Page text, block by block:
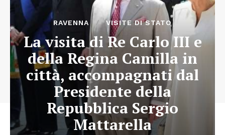
RAVENNA VISITE DI STATO
La visita di Re Carlo III e
della Regina Camilla in
città, accompagnati dal
Presidente della
Repubblica Sergio
Mattarella